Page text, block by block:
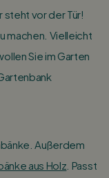
steht vor der Tür!
machen. Vielleicht
Sie im Garten
Außerdem
aus Holz . Passt